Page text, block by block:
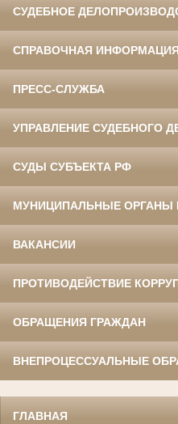
СУДЕБНОЕ
СПРАВОЧНАЯ ИНФОРМАЦИЯ
ПРЕСС-СЛУЖБА
УПРАВЛЕНИЕ СУДЕБНОГО
СУДЫ СУБЪЕКТА РФ
МУНИЦИПАЛЬНЫЕ ОРГАНЫ
ВАКАНСИИ
ПРОТИВОДЕЙСТВИЕ
ОБРАЩЕНИЯ ГРАЖДАН
ВНЕПРОЦЕССУАЛЬНЫЕ
ГЛАВНАЯ